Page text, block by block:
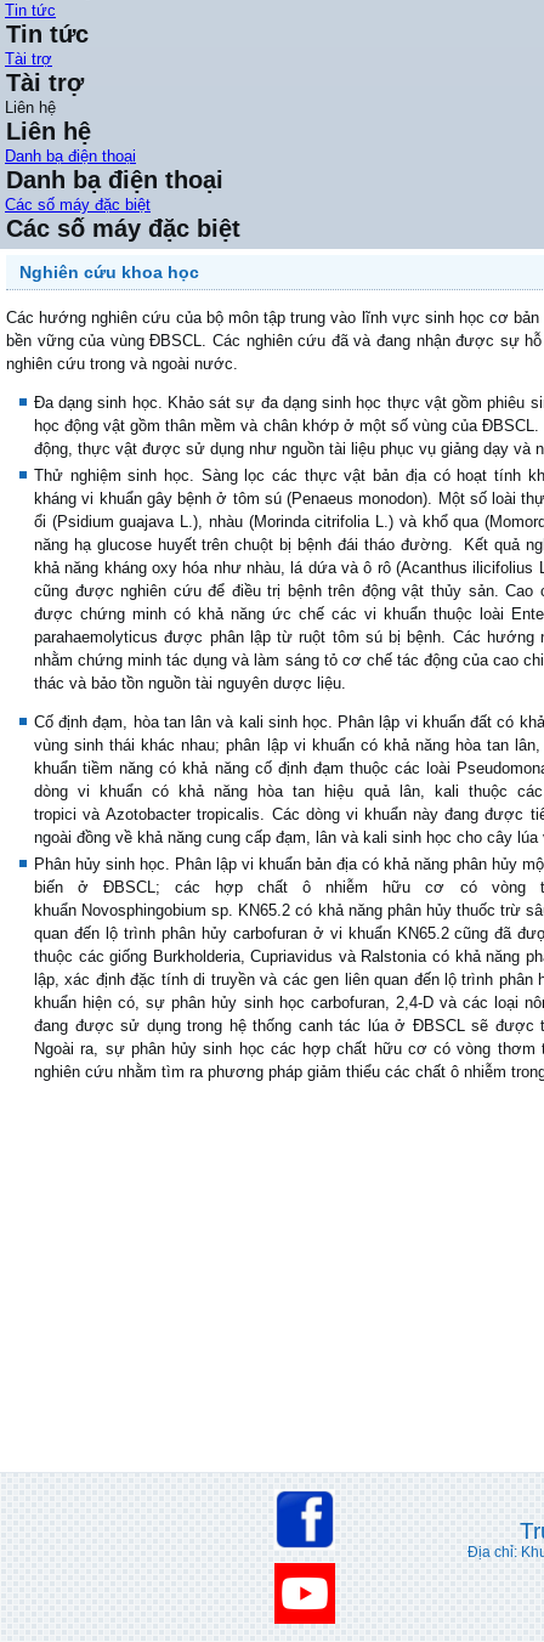
Tin tức
Tin tức
Tài trợ
Tài trợ
Liên hệ
Liên hệ
Danh bạ điện thoại
Danh bạ điện thoại
Các số máy đặc biệt
Các số máy đặc biệt
Nghiên cứu khoa học
Các hướng nghiên cứu của bộ môn tập trung vào lĩnh vực sinh học cơ
bền vững của vùng ĐBSCL. Các nghiên cứu đã và đang nhận được sự
nghiên cứu trong và ngoài nước.
Đa dạng sinh học. Khảo sát sự đa dạng sinh học thực vật gồm phiêu
học động vật gồm thân mềm và chân khớp ở một số vùng của
động, thực vật được sử dụng như nguồn tài liệu phục vụ giảng dạy và
Thử nghiệm sinh học. Sàng lọc các thực vật bản địa có hoạt tính
kháng vi khuẩn gây bệnh ở tôm sú (Penaeus monodon). Một số loài
ổi (Psidium guajava L.), nhàu (Morinda citrifolia L.) và khổ qua
năng hạ glucose huyết trên chuột bị bệnh đái tháo đường. Kết quả
khả năng kháng oxy hóa như nhàu, lá dứa và ô rô (Acanthus
cũng được nghiên cứu để điều trị bệnh trên động vật thủy sản.
được chứng minh có khả năng ức chế các vi khuẩn thuộc loài
parahaemolyticus được phân lập từ ruột tôm sú bị bệnh. Các
nhằm chứng minh tác dụng và làm sáng tỏ cơ chế tác động của cao
thác và bảo tồn nguồn tài nguyên dược liệu.
Cố định đạm, hòa tan lân và kali sinh học. Phân lập vi khuẩn đất có
vùng sinh thái khác nhau; phân lập vi khuẩn có khả năng hòa tan
khuẩn tiềm năng có khả năng cố định đạm thuộc các loài
dòng vi khuẩn có khả năng hòa tan hiệu quả lân, kali thuộc các
tropici và Azotobacter tropicalis. Các dòng vi khuẩn này đang được
ngoài đồng về khả năng cung cấp đạm, lân và kali sinh học cho cây
Phân hủy sinh học. Phân lập vi khuẩn bản địa có khả năng phân hủy
biến ở ĐBSCL; các hợp chất ô nhiễm hữu cơ có vòng
khuẩn Novosphingobium sp. KN65.2 có khả năng phân hủy thuốc trừ
quan đến lộ trình phân hủy carbofuran ở vi khuẩn KN65.2 cũng đã
thuộc các giống Burkholderia, Cupriavidus và Ralstonia có khả năng
lập, xác định đặc tính di truyền và các gen liên quan đến lộ trình
khuẩn hiện có, sự phân hủy sinh học carbofuran, 2,4-D và các loại
đang được sử dụng trong hệ thống canh tác lúa ở ĐBSCL sẽ
Ngoài ra, sự phân hủy sinh học các hợp chất hữu cơ có vòng
nghiên cứu nhằm tìm ra phương pháp giảm thiểu các chất ô nhiễm
Địa chỉ: